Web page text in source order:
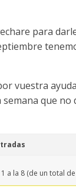
para
vuestra
semana que no
a la 8 (de un total